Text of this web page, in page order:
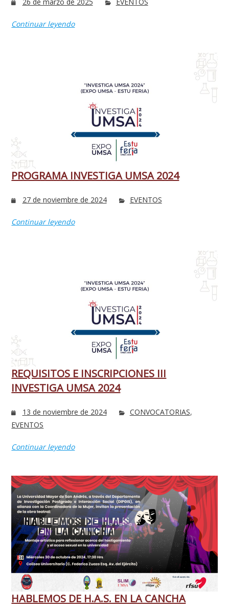
26 de marzo de 2025 EVENTOS
Continuar leyendo
PROGRAMA INVESTIGA UMSA 2024
27 de noviembre de 2024 EVENTOS
Continuar leyendo
REQUISITOS E INSCRIPCIONES III
INVESTIGA UMSA 2024
13 de noviembre de 2024 CONVOCATORIAS,
EVENTOS
Continuar leyendo
HABLEMOS DE H.A.S. EN LA CANCHA